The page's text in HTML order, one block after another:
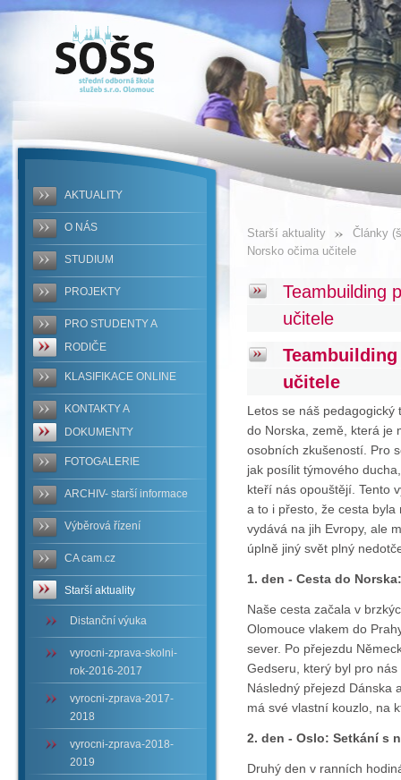
SOŠS -
Teambuilding
pedagogy:
očima
učitele
AKTUALITY
O NÁS
STUDIUM
PROJEKTY
PRO STUDENTY A
RODIČE
KLASIFIKACE ONLINE
KONTAKTY A
DOKUMENTY
FOTOGALERIE
ARCHIV- starší informace
Výběrová řízení
CA cam.cz
Starší aktuality
Distanční výuka
vyrocni-zprava-skolni-
rok-2016-2017
vyrocni-zprava-2017-
2018
vyrocni-zprava-2018-
2019
Starší aktuality
Články
Norsko očima učitele
Teambuilding
učitele
učitele
Letos se náš
do Norska, země, která je
osobních zkušeností. Pro
jak posílit týmového
kteří nás opouštějí. Tento
a to i přesto, že cesta
vydává na jih Evropy, ale
úplně jiný svět plný
1. den - Cesta do
Naše cesta začala v
Olomouce vlakem do
sever. Po přejezdu
Gedseru, který byl pro
Následný přejezd Dánska
má své vlastní kouzlo, na
2. den - Oslo: Setkání s
Druhý den v ranních